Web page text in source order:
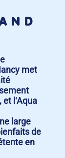
met
l‘Aqua
large
de
en